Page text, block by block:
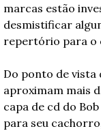
marcas estão
desmistificar
repertório para o
Do ponto de vista
aproximam mais
capa de cd do
para seu